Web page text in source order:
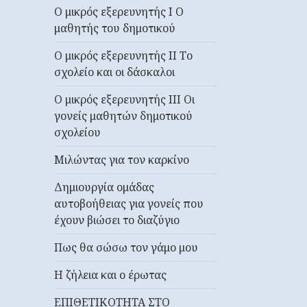
Ο μικρός εξερευνητής I Ο
μαθητής του δημοτικού
Ο μικρός εξερευνητής II Το
σχολείο και οι δάσκαλοι
Ο μικρός εξερευνητής ΙΙΙ Οι
γονείς μαθητών δημοτικού
σχολείου
Μιλώντας για τον καρκίνο
Δημιουργία ομάδας
αυτοβοήθειας για γονείς που
έχουν βιώσει το διαζύγιο
Πως θα σώσω τον γάμο μου
Η ζήλεια και ο έρωτας
ΕΠΙΘΕΤΙΚΟΤΗΤΑ ΣΤΟ